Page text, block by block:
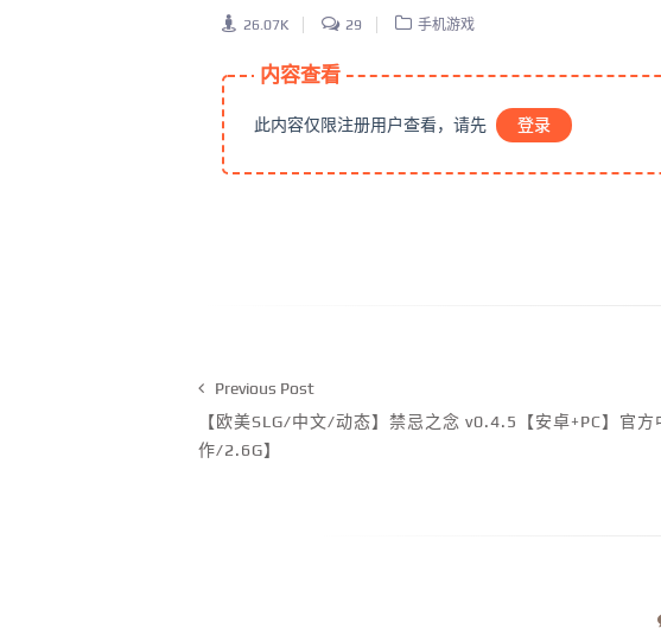
26.07K 29 手机游戏
内容查看
此内容仅限注册用户查看，请先 登录
Previous Post
【欧美SLG/中文/动态】禁忌之念 v0.4.5【安卓+PC】官方
作/2.6G】